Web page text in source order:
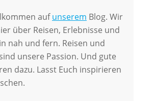
aufunserem Blog. Wir
über Reisen, Erlebnisse und
nah und fern. Reisen und
unsere Passion. Und gute
dazu. Lasst Euch inspirieren